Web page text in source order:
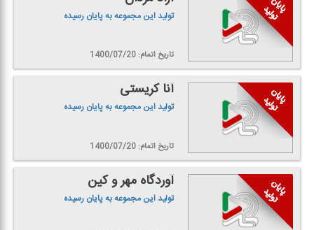
تولید این مجموعه به پایان رسیده
تاریخ اتمام: 1400/07/20
آنا كریستی
تولید این مجموعه به پایان رسیده
تاریخ اتمام: 1400/07/20
آوردگاه مهر و كین
تولید این مجموعه به پایان رسیده